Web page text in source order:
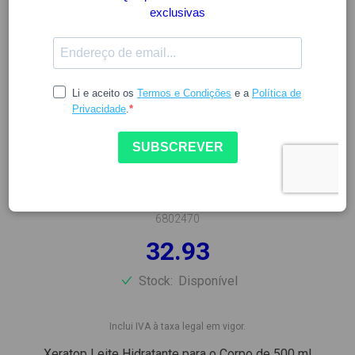
XERATOP LEITE CORPORAL
6802470
32.93
Stock: Disponível
Inclui IVA à taxa legal em vigor.